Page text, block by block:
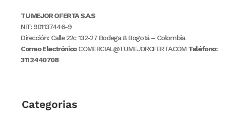
TU MEJOR OFERTA S.A.S
NIT: 901137446-9
Dirección: Calle 22c 132-27 Bodega 8 Bogotá – Colombia
Correo ElectrónicoCOMERCIAL@TUMEJOROFERTA.COM Teléfono:
311 2440708
Categorias